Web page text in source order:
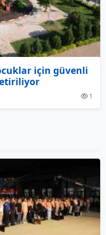
için güvenli
1